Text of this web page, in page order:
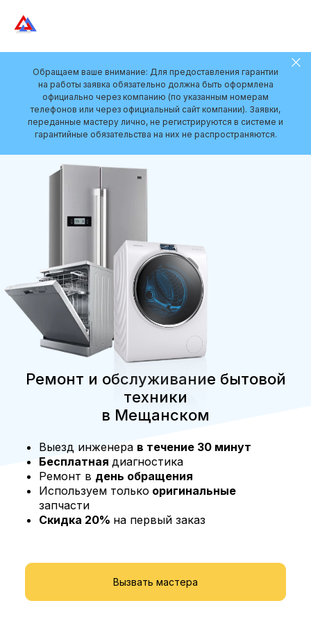
Обращаем ваше внимание: Для предоставления гарантии
на работы заявка обязательно должна быть оформлена
официально через компанию (по указанным номерам
телефонов или через официальный сайт компании). Заявки,
переданные мастеру лично, не регистрируются в системе и
гарантийные обязательства на них не распространяются.
Вызвать мастера
Ремонт и обслуживание бытовой
техники
в Мещанском
Выезд инженера в течение 30 минут
Бесплатная диагностика
Ремонт в день обращения
Используем только оригинальные
запчасти
Скидка 20% на первый заказ